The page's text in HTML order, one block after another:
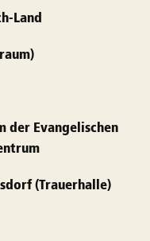
Land
der Evangelischen
(Trauerhalle)